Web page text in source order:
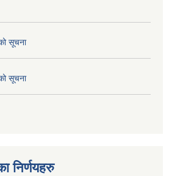
सूचना
सूचना
निर्णयहरु